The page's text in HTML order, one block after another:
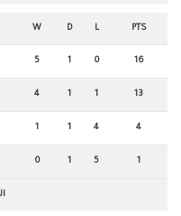
W D L PTS
5 1 0 16
4 1 1 13
1 1 4 4
0 1 5 1